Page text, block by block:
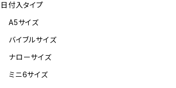
日付入タイプ
A5サイズ
バイブルサイズ
ナローサイズ
ミニ6サイズ